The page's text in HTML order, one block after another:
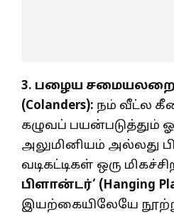
3. பழைய சமையலறை
(Colanders): நம் வீட்ல
கழுவப்
அலுமினியம் அல்லது
வடிகட்டிகள் ஒரு
பிளான்டர்‘ (Hanging
இயற்கையிலேயே